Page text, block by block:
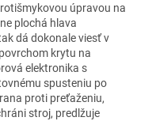
úpravou na
plochá hlava
dá dokonale viesť v
krytu na
elektronika s
spusteniu po
proti preťaženiu,
stroj, predlžuje